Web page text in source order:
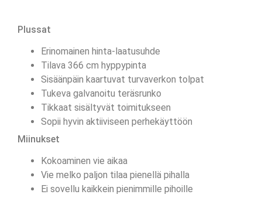
Plussat
Erinomainen hinta-laatusuhde
Tilava 366 cm hyppypinta
Sisäänpäin kaartuvat turvaverkon tolpat
Tukeva galvanoitu teräsrunko
Tikkaat sisältyvät toimitukseen
Sopii hyvin aktiiviseen perhekäyttöön
Miinukset
Kokoaminen vie aikaa
Vie melko paljon tilaa pienellä pihalla
Ei sovellu kaikkein pienimmille pihoille